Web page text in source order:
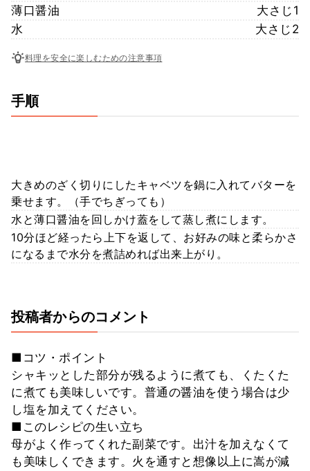
薄口醤油
大さじ1
水
大さじ2
料理を安全に楽しむための注意事項
手順
大きめのざく切りにしたキャベツを鍋に入れてバターを
乗せます。（手でちぎっても）
水と薄口醤油を回しかけ蓋をして蒸し煮にします。
10分ほど経ったら上下を返して、お好みの味と柔らかさ
になるまで水分を煮詰めれば出来上がり。
投稿者からのコメント
■コツ・ポイント
シャキッとした部分が残るように煮ても、くたくた
に煮ても美味しいです。普通の醤油を使う場合は少
し塩を加えてください。
■このレシピの生い立ち
母がよく作ってくれた副菜です。出汁を加えなくて
も美味しくできます。火を通すと想像以上に嵩が減